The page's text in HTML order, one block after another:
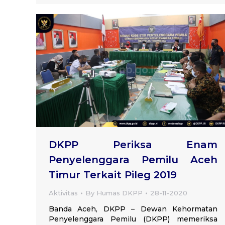
DKPP Periksa Enam
Penyelenggara Pemilu Aceh
Timur Terkait Pileg 2019
Aktivitas By Humas DKPP 28-11-2020
Banda Aceh, DKPP – Dewan Kehormatan
Penyelenggara Pemilu (DKPP) memeriksa